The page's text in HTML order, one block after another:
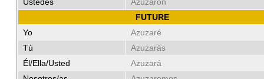
Ustedes
Azuzaron
FUTURE
Yo
Azuzaré
Tú
Azuzarás
Él/Ella/Usted
Azuzará